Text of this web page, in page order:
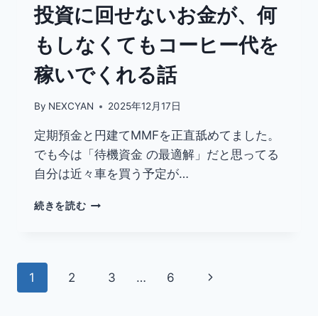
る
け
ど、
資
産
形
の
役
に
し
い
投資に回せないお金が、何
もしなくてもコーヒー代を
稼いでくれる話
By NEXCYAN 2025年12月17日
定期預金と円建てMMFを正直舐めてました。
でも今は「待機資金 の最適解」だと思ってる
自分は近々車を買う予定が…
続きを読む投
ペ
1 2 3 … 6
次